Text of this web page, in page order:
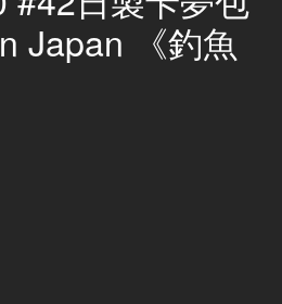
Japan 《釣魚